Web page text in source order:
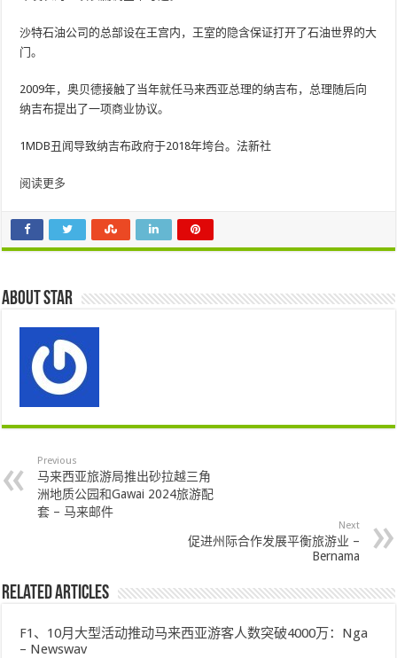
沙特石油公司的总部设在王宫内，王室的隐含保证打开了石油世界的大
门。
2009年，奥贝德接触了当年就任马来西亚总理的纳吉布，总理随后向
纳吉布提出了一项商业协议。
1MDB丑闻导致纳吉布政府于2018年垮台。法新社
阅读更多
About star
Previous
马来西亚旅游局推出砂拉越三角
洲地质公园和Gawai 2024旅游配
套 – 马来邮件
Next
促进州际合作发展平衡旅游业 –
Bernama
Related Articles
F1、10月大型活动推动马来西亚游客人数突破4000万：Nga
– Newswav